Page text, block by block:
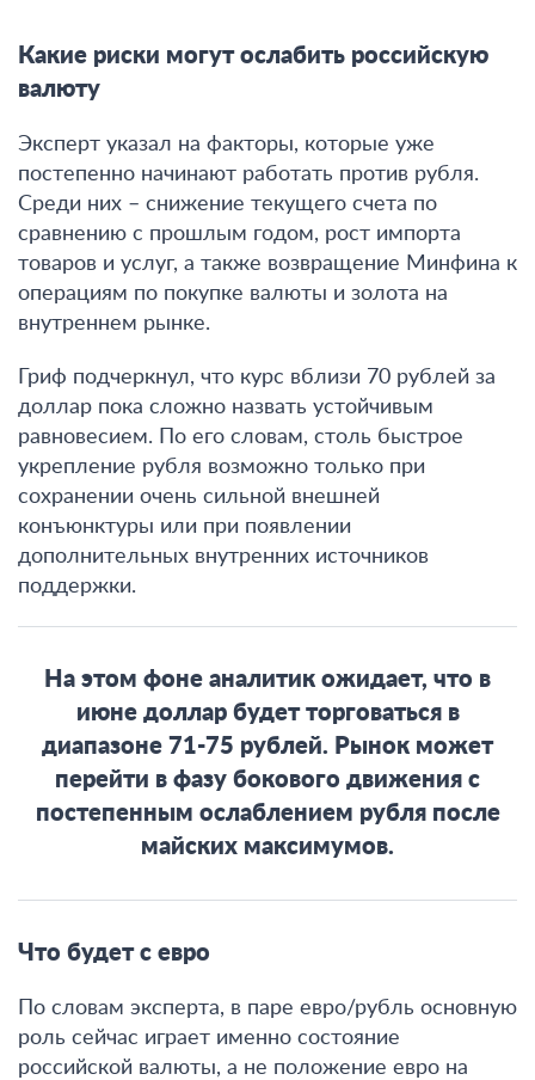
Какие риски могут ослабить российскую
валюту
Эксперт указал на факторы, которые уже
постепенно начинают работать против рубля.
Среди них – снижение текущего счета по
сравнению с прошлым годом, рост импорта
товаров и услуг, а также возвращение Минфина к
операциям по покупке валюты и золота на
внутреннем рынке.
Гриф подчеркнул, что курс вблизи 70 рублей за
доллар пока сложно назвать устойчивым
равновесием. По его словам, столь быстрое
укрепление рубля возможно только при
сохранении очень сильной внешней
конъюнктуры или при появлении
дополнительных внутренних источников
поддержки.
На этом фоне аналитик ожидает, что в
июне доллар будет торговаться в
диапазоне 71-75 рублей. Рынок может
перейти в фазу бокового движения с
постепенным ослаблением рубля после
майских максимумов.
Что будет с евро
По словам эксперта, в паре евро/рубль основную
роль сейчас играет именно состояние
российской валюты, а не положение евро на